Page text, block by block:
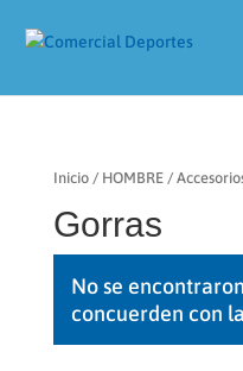
Inicio/ HOMBRE/
Gorras
No se
concuerden con